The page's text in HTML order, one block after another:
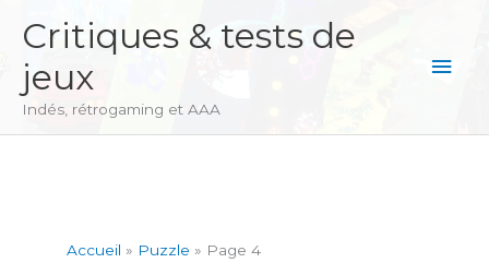
contenu
Critiques & tests de
jeux
Indés, rétrogaming et AAA
Accueil Puzzle Page 4